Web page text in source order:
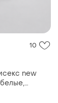
10
new
36–40